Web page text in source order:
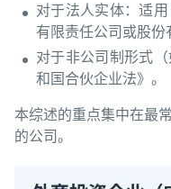
对于法人实体：适
有限责任公司或股份
对于非公司制形式
和国合伙企业法》。
本综述的重点集中在最
的公司。